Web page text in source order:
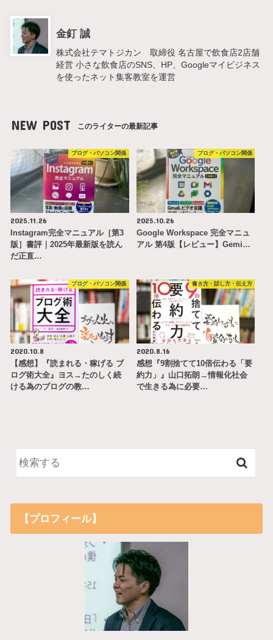
金釘 誠
株式会社テマトジカン 取締役 名古屋で飲食店2店舗
経営 小さな飲食店のSNS、HP、Googleマイビジネス
を使ったネット集客教室を運営
NEW POST このライターの最新記事
ブログ・パソコン関係
2025.11.26
Instagram完全マニュアル［第3
版］書評｜2025年最新版を読ん
だ正直…
ブログ・パソコン関係
2025.10.26
Google Workspace 完全マニュ
アル 第4版【レビュー】Gemi…
ブログ・パソコン関係
2020.10.8
【感想】『読まれる・稼げる ブ
ログ術大全』ヨス→たのしく続
ける為のブログの教…
書き方・話し方・伝え方
2020.8.16
感想『9割捨てて10倍伝わる「要
約力」』山口拓朗→情報化社会
で生きる為に必要…
【プロフィール】